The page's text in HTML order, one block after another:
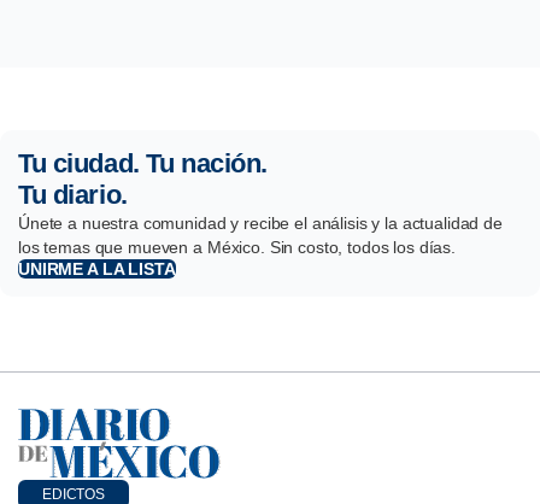
Tu ciudad. Tu nación.
Tu diario.
Únete a nuestra comunidad y recibe el análisis y la actualidad de
los temas que mueven a México. Sin costo, todos los días.
UNIRME A LA LISTA
EDICTOS